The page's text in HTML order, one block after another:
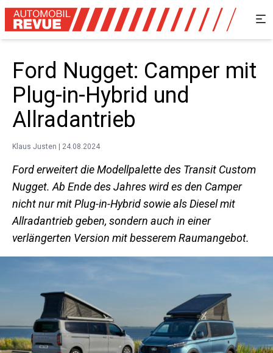
Ford Nugget: Camper mit
Plug-in-Hybrid und
Allradantrieb
Klaus Justen | 24.08.2024
Ford erweitert die Modellpalette des Transit Custom
Nugget. Ab Ende des Jahres wird es den Camper
nicht nur mit Plug-in-Hybrid sowie als Diesel mit
Allradantrieb geben, sondern auch in einer
verlängerten Version mit besserem Raumangebot.